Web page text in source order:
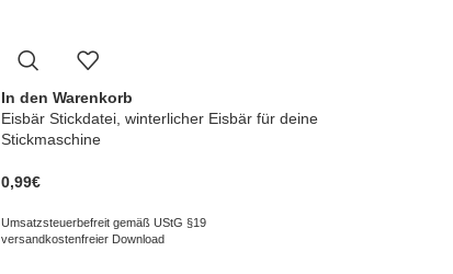
In den Warenkorb
Eisbär Stickdatei, winterlicher Eisbär für deine
Stickmaschine
0,99€
Umsatzsteuerbefreit gemäß UStG §19
versandkostenfreier Download